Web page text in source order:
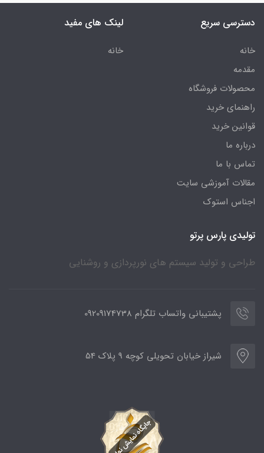
دسترسی سریع
خانه
مقدمه
محصولات فروشگاه
راهنمای خرید
قوانین خرید
درباره ما
تماس با ما
مقالات آموزشی سایت
اجناس استوک
لینک های مفید
خانه
تولیدی پارس پرتو
طراحی و تولید سیستم های نورپردازی و روشنایی
پشتیبانی واتساب تلگرام 09209174738
شیراز خیابان تحویلی کوچه 9 پلاک 54